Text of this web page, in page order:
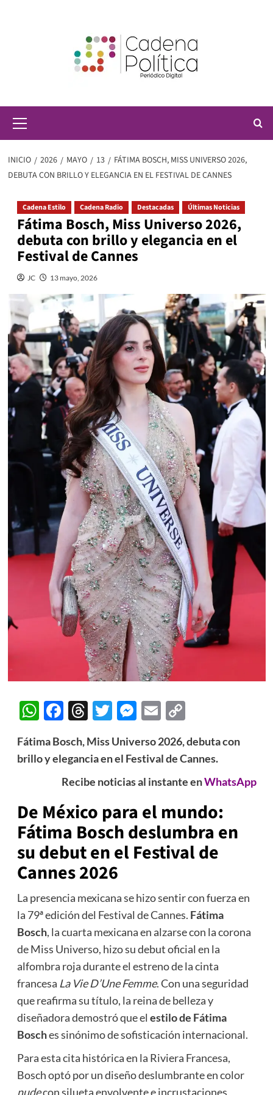
principal
INICIO 2026 MAYO 13
FÁTIMA BOSCH, MISS UNIVERSO 2026,
DEBUTA CON BRILLO Y ELEGANCIA EN EL FESTIVAL DE CANNES
Cadena Estilo Cadena Radio Destacadas Últimas Noticias
Fátima Bosch, Miss Universo 2026,
debuta con brillo y elegancia en el
Festival de Cannes
JC 13 mayo, 2026
WhatsApp
Facebook
Threads
Twitter
Messenger
EmailCopy
Fátima Bosch, Miss Universo 2026, debuta con
brillo y elegancia en el Festival de Cannes.
Recibe noticias al instante enWhatsApp
De México para el mundo:
Fátima Bosch deslumbra en
su debut en el Festival de
Cannes 2026
La presencia mexicana se hizo sentir con fuerza en
la 79ª edición del Festival de Cannes. Fátima
Bosch, la cuarta mexicana en alzarse con la corona
de Miss Universo, hizo su debut oficial en la
alfombra roja durante el estreno de la cinta
francesa La Vie D’Une Femme. Con una seguridad
que reafirma su título, la reina de belleza y
diseñadora demostró que el estilo de Fátima
Bosches sinónimo de sofisticación internacional.
Para esta cita histórica en la Riviera Francesa,
Bosch optó por un diseño deslumbrante en color
nudecon silueta envolvente e incrustaciones